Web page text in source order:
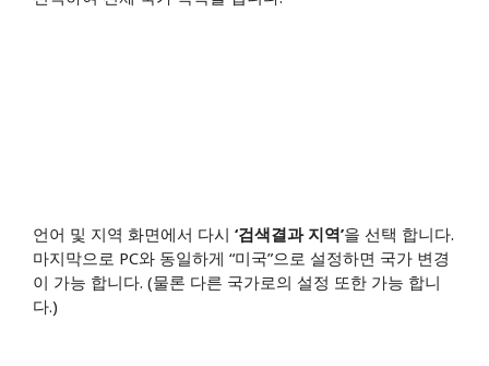
언어 및 지역 화면에서 다시 ‘검색결과 지역’을 선택 합니다.
마지막으로 PC와 동일하게 “미국”으로 설정하면 국가 변경
이 가능 합니다. (물론 다른 국가로의 설정 또한 가능 합니
다.)